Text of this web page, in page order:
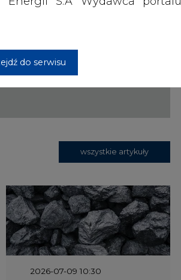
do serwisu
w postaci newslettera
w tym informacje o
wszystkie artykuły
2026-07-09 10:30